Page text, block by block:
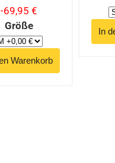
-69,95 €
Größe